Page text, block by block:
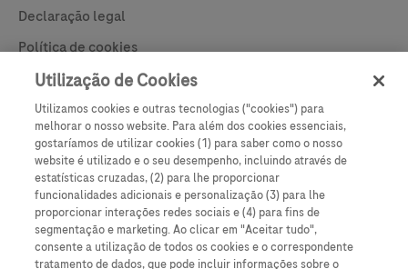
Contact
Declaração legal
Política de cookies
Learn More
Declaração de privacidade
Preferências de Cookies
Utilização de Cookies
Utilizamos cookies e outras tecnologias ("cookies") para
melhorar o nosso website. Para além dos cookies essenciais,
gostaríamos de utilizar cookies (1) para saber como o nosso
website é utilizado e o seu desempenho, incluindo através de
estatísticas cruzadas, (2) para lhe proporcionar
funcionalidades adicionais e personalização (3) para lhe
proporcionar interações redes sociais e (4) para fins de
segmentação e marketing. Ao clicar em "Aceitar tudo",
consente a utilização de todos os cookies e o correspondente
tratamento de dados, que pode incluir informações sobre o